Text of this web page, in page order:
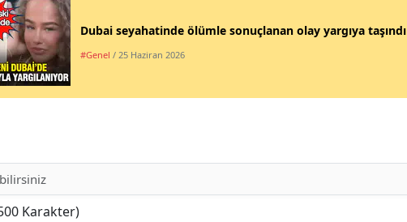
Dubai seyahatinde ölümle sonuçlanan olay yargıya taşındı
#Genel / 25 Haziran 2026
Karakter)